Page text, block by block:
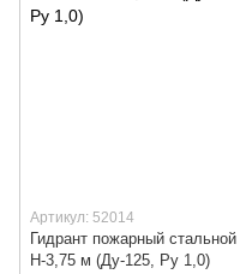
Артикул: 52014
Гидрант пожарный стальной
Н-3,75 м (Ду-125, Ру 1,0)